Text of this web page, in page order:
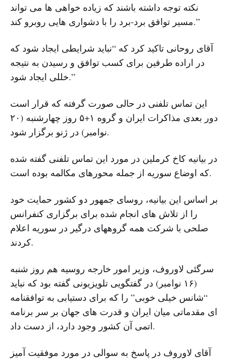
نکته توجه داشته باشند که زیاده خواهی ها می تواند
مسیر توافق برد-برد را با دشواری هایی روبرو کند.”
آقای روحانی تاکید کرد که “نباید شرایطی ایجاد شود که
در اراده طرفین برای کسب توافق و رسیدن به نتیجه
خللی ایجاد شود.”
این تماس تلفنی در حالی صورت گرفته که قرار است
دور بعدی مذاکرات ایران و گروه ۱+۵ روز چهارشنبه (۲۰
نوامبر) در ژنو برگزار شود.
در بیانیه کاخ کرملین در مورد این تماس تلفنی گفته شده
که اوضاع سوریه از جمله محورهای مکالمه بوده است.
بر اساس این بیانیه، روسای جمهور دو کشور حمایت خود
را از تلاش های انجام شده برای برگزاری کنفرانس
صلحی با شرکت همه گروههای درگیر در سوریه اعلام
کردند.
سرگئی لاوروف، وزیر امور خارجه روسیه هم روز شنبه
(۱۶ نوامبر) در گفتگویی تلویزیونی گفته بود که نباید
“شانس خیلی خوبی” را که برای دستیابی به توافقنامه
ای مقدماتی میان ایران و قدرت های جهان بر سر برنامه
اتمی آن کشور وجود دارد، از دست داد.
آقای لاوروف در پاسخ به سوالی در مورد موفقیت آمیز